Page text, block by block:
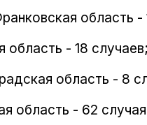
область -
область - 18 случаев;
область - 8
область - 62